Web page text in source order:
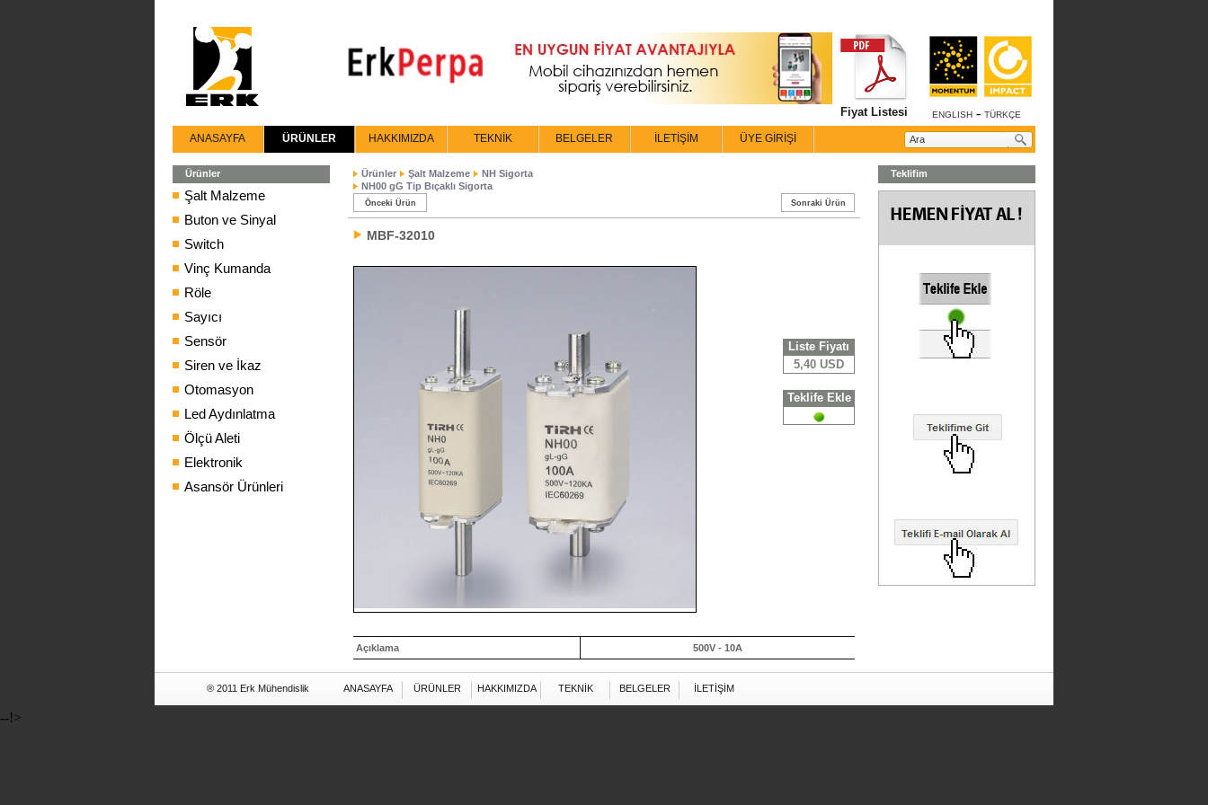
ENGLISH - TÜRKÇE
Fiyat Listesi
ANASAYFA ÜRÜNLER HAKKIMIZDA TEKNİK BELGELER İLETİŞİM ÜYE GİRİŞİ
Ürünler
Şalt Malzeme
Buton ve Sinyal
Switch
Vinç Kumanda
Röle
Sayıcı
Sensör
Siren ve İkaz
Otomasyon
Led Aydınlatma
Ölçü Aleti
Elektronik
Asansör Ürünleri
Ürünler Şalt Malzeme
NH Sigorta
NH00 gG Tip Bıçaklı Sigorta
Önceki Ürün Sonraki Ürün
MBF-32010
Liste Fiyatı
5,40 USD
Teklife Ekle
Açıklama 500V - 10A
Teklifim
İLETİŞİM
BELGELER
TEKNİK
HAKKIMIZDA
ÜRÜNLER
ANASAYFA
® 2011 Erk Mühendislik
--!>